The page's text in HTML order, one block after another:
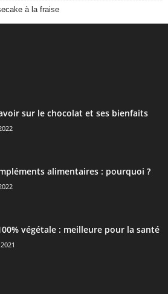
à la fraise
sur le chocolat et ses bienfaits
alimentaires : pourquoi ?
végétale : meilleure pour la santé